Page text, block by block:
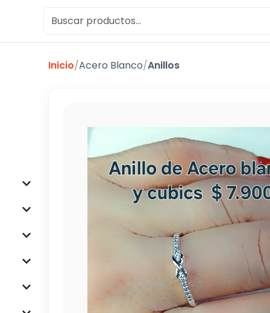
Inicio/Acero Blanco/Anillos